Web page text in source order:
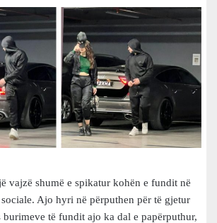
vajzë shumë e spikatur kohën e fundit në
Ajo hyri në përputhen për të gjetur
burimeve të fundit ajo ka dal e papërputhur,